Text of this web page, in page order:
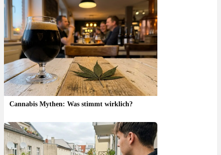
Cannabis Mythen: Was stimmt wirklich?